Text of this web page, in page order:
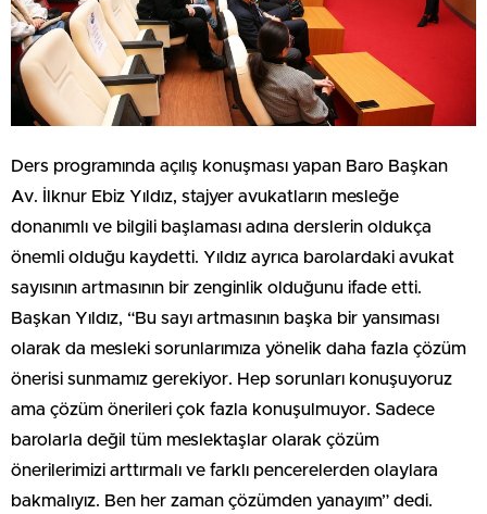
Ders programında açılış konuşması yapan Baro Başkan
Av. İlknur Ebiz Yıldız, stajyer avukatların mesleğe
donanımlı ve bilgili başlaması adına derslerin oldukça
önemli olduğu kaydetti. Yıldız ayrıca barolardaki avukat
sayısının artmasının bir zenginlik olduğunu ifade etti.
Başkan Yıldız, “Bu sayı artmasının başka bir yansıması
olarak da mesleki sorunlarımıza yönelik daha fazla çözüm
önerisi sunmamız gerekiyor. Hep sorunları konuşuyoruz
ama çözüm önerileri çok fazla konuşulmuyor. Sadece
barolarla değil tüm meslektaşlar olarak çözüm
önerilerimizi arttırmalı ve farklı pencerelerden olaylara
bakmalıyız. Ben her zaman çözümden yanayım” dedi.